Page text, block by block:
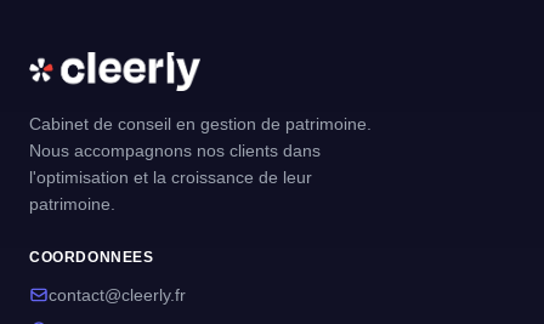
Cabinet de conseil en gestion de patrimoine.
Nous accompagnons nos clients dans
l'optimisation et la croissance de leur
patrimoine.
COORDONNEES
contact@cleerly.fr